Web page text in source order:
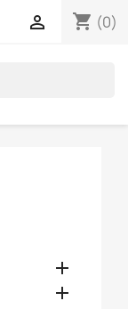
shopping_cart (0)


